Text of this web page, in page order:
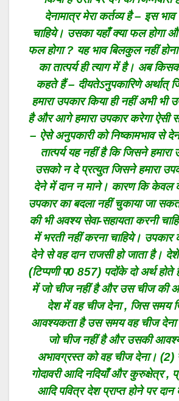
देनामात्र मेरा कर्तव्य है – इस
चाहिये। उसका यहाँ क्या फल होगा
फल होगा ? यह भाव बिलकुल नहीं होना
का तात्पर्य ही त्याग में है। अब
कहते हैं – दीयतेऽनुपकारिणे अर्थात्
हमारा उपकार किया ही नहीं अभी भी
है और आगे हमारा उपकार करेगा ऐसी
– ऐसे अनुपकारी को निष्कामभाव से
तात्पर्य यह नहीं है कि जिसने हमारा
उसको न दे प्रत्युत जिसने हमारा
देने में दान न माने। कारण कि केवल
उपकार का बदला नहीं चुकाया जा
की भी अवश्य सेवा-सहायता करनी
में भरती नहीं करना चाहिये।
देने से वह दान राजसी हो जाता है।
(टिप्पणी प0 857) पदोंके दो अर्थ
में जो चीज नहीं है और उस चीज की
देश में वह चीज देना , जिस समय
आवश्यकता है उस समय वह चीज
जो चीज नहीं है और उसकी
अभावग्रस्त को वह चीज देना। (2)
गोदावरी आदि नदियाँ और कुरुक्षेत्र ,
आदि पवित्र देश प्राप्त होने पर दान